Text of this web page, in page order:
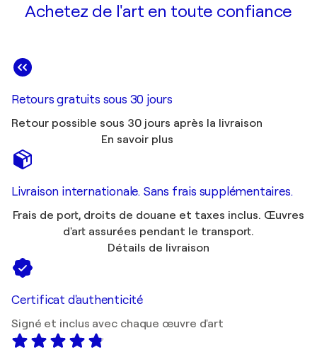
Achetez de l'art en toute confiance
Retours gratuits sous 30 jours
Retour possible sous 30 jours après la livraison
En savoir plus
Livraison internationale. Sans frais supplémentaires.
Frais de port, droits de douane et taxes inclus. Œuvres
d'art assurées pendant le transport.
Détails de livraison
Certificat d'authenticité
Signé et inclus avec chaque œuvre d'art